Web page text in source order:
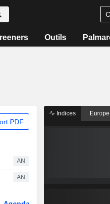
Outils
PDF
AN
AN
Indices Europe